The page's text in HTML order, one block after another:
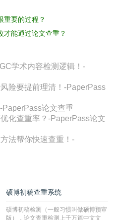
重要的过程？
才能通过论文查重？
学术内容检测逻辑！-
险要提前理清！-PaperPass
论文查重
化查重率？-PaperPass论文
法帮你快速查重！-
硕博初稿查重系统
硕博初稿检测（一般习惯叫做硕博预审
版），论文查重检测上千万篇中文文